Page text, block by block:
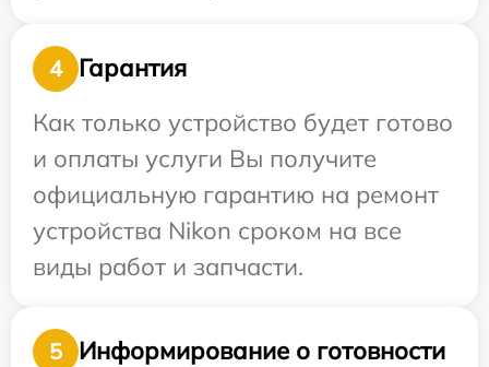
4
Гарантия
Как только устройство будет готово
и оплаты услуги Вы получите
официальную гарантию на ремонт
устройства Nikon сроком на все
виды работ и запчасти.
5
Информирование о готовности